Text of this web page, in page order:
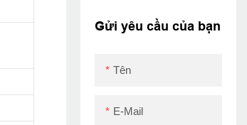
Gửi yêu cầu của bạn
Tên
E-Mail